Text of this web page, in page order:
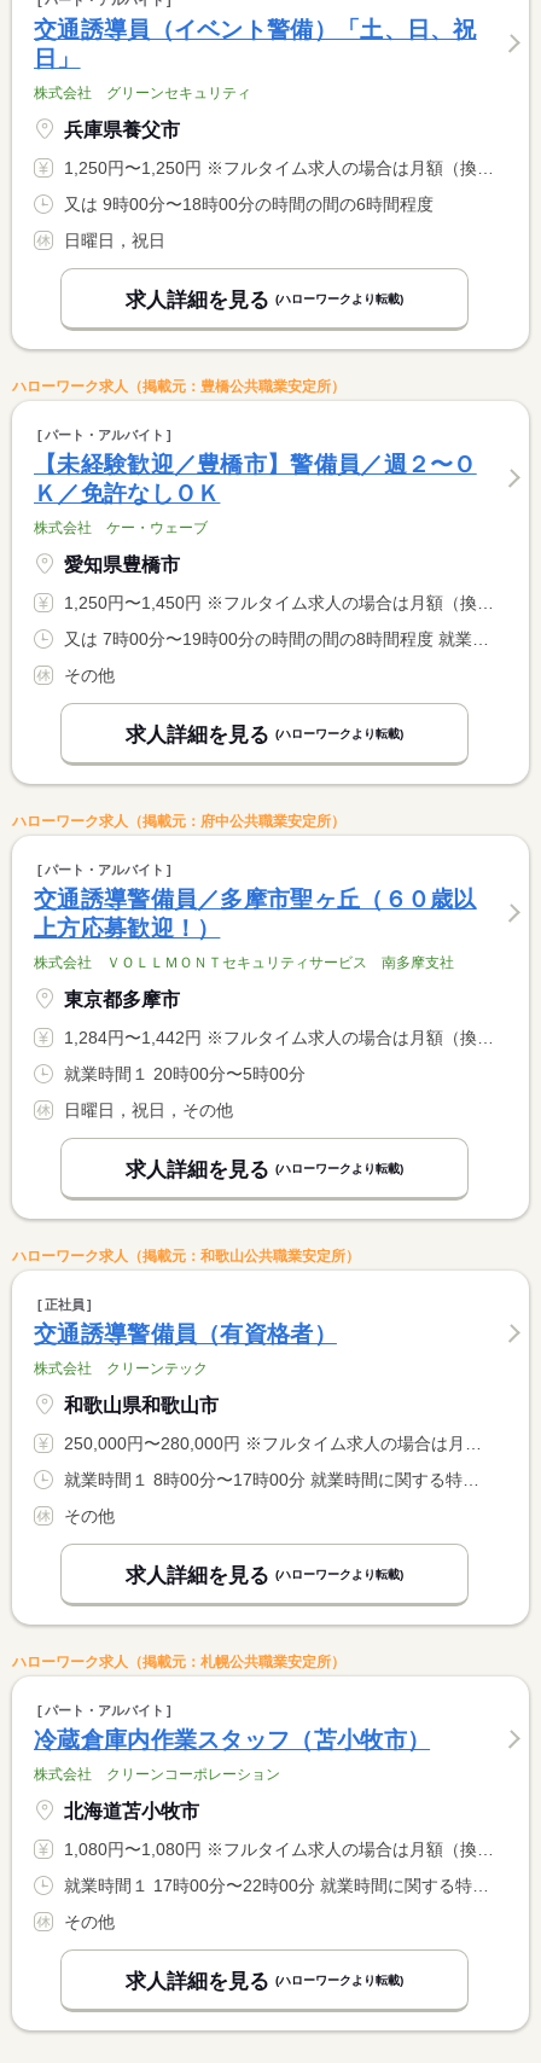
交通誘導員（イベント警備）「土、日、祝
日」
株式会社 グリーンセキュリティ
兵庫県養父市
1,250円〜1,250円 ※フルタイム求人の場合は月額（換算額）、パート求人の場合は時間額を表示しています。
又は 9時00分〜18時00分の時間の間の6時間程度
日曜日，祝日
求人詳細を見る (ハローワークより転載)
ハローワーク求人（掲載元：豊橋公共職業安定所）
パート・アルバイト
【未経験歓迎／豊橋市】警備員／週２〜Ｏ
Ｋ／免許なしＯＫ
株式会社 ケー・ウェーブ
愛知県豊橋市
1,250円〜1,450円 ※フルタイム求人の場合は月額（換算額）、パート求人の場合は時間額を表示しています。
その他
求人詳細を見る (ハローワークより転載)
ハローワーク求人（掲載元：府中公共職業安定所）
パート・アルバイト
交通誘導警備員／多摩市聖ヶ丘（６０歳以
上方応募歓迎！）
株式会社 ＶＯＬＬＭＯＮＴセキュリティサービス 南多摩支社
東京都多摩市
1,284円〜1,442円 ※フルタイム求人の場合は月額（換算額）、パート求人の場合は時間額を表示しています。
就業時間１ 20時00分〜5時00分
日曜日，祝日，その他
求人詳細を見る (ハローワークより転載)
ハローワーク求人（掲載元：和歌山公共職業安定所）
正社員
交通誘導警備員（有資格者）
株式会社 クリーンテック
和歌山県和歌山市
250,000円〜280,000円 ※フルタイム求人の場合は月額（換算額）、パート求人の場合は時間額を表示しています。
その他
求人詳細を見る (ハローワークより転載)
ハローワーク求人（掲載元：札幌公共職業安定所）
パート・アルバイト
冷蔵倉庫内作業スタッフ（苫小牧市）
株式会社 クリーンコーポレーション
北海道苫小牧市
1,080円〜1,080円 ※フルタイム求人の場合は月額（換算額）、パート求人の場合は時間額を表示しています。
その他
求人詳細を見る (ハローワークより転載)